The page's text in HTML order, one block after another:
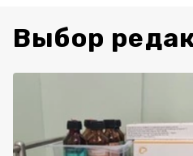
Выбор